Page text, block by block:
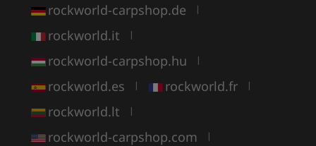
rockworld-carpshop.de |
rockworld.it |
rockworld-carpshop.hu |
rockworld.es | rockworld.fr |
rockworld.lt |
rockworld-carpshop.com |